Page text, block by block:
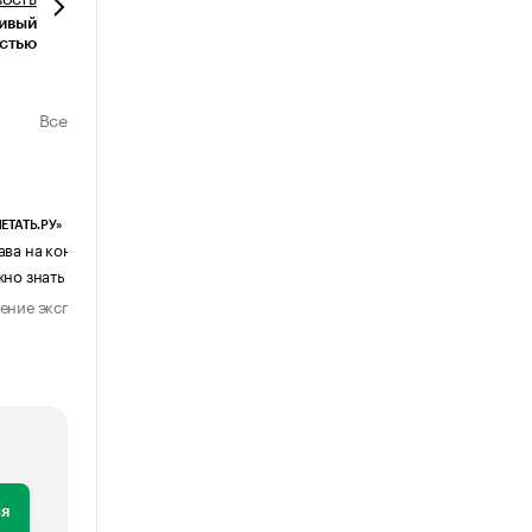
Все
на контент, созданный ИИ: что
знать бизнесу
эксперта